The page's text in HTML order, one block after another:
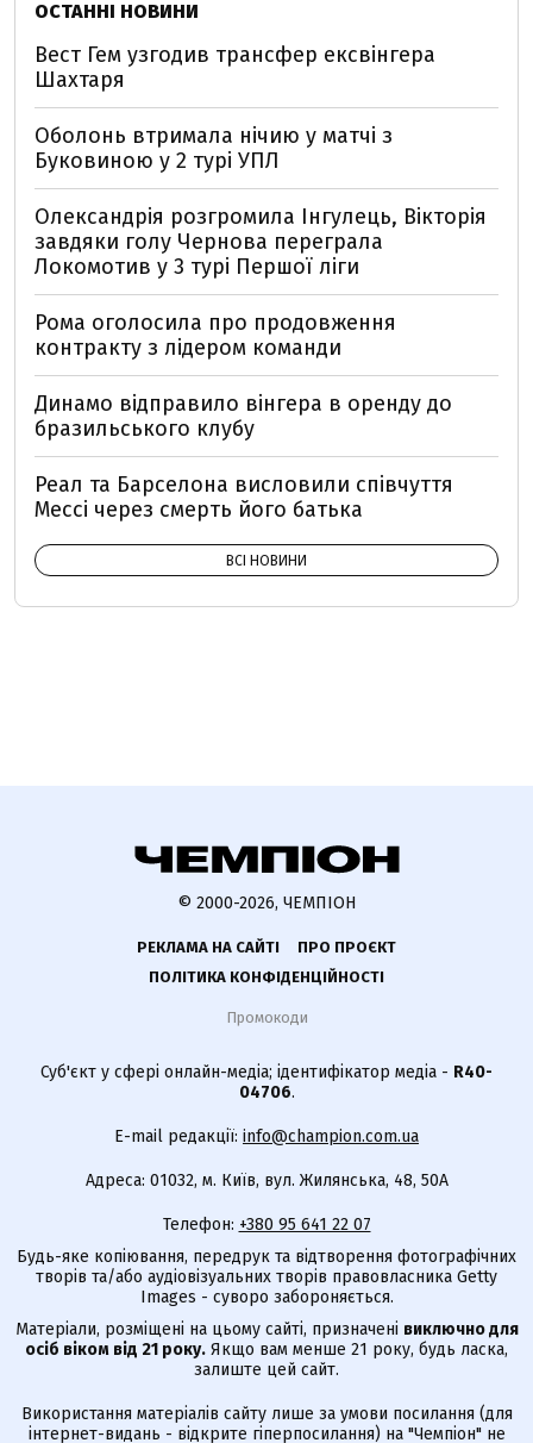
ОСТАННІ НОВИНИ
Вест Гем узгодив трансфер ексвінгера
Шахтаря
Оболонь втримала нічию у матчі з
Буковиною у 2 турі УПЛ
Олександрія розгромила Інгулець, Вікторія
завдяки голу Чернова переграла
Локомотив у 3 турі Першої ліги
Рома оголосила про продовження
контракту з лідером команди
Динамо відправило вінгера в оренду до
бразильського клубу
Реал та Барселона висловили співчуття
Мессі через смерть його батька
ВСІ НОВИНИ
© 2000-2026, ЧЕМПІОН
РЕКЛАМА НА САЙТІ
ПРО ПРОЄКТ
ПОЛІТИКА КОНФІДЕНЦІЙНОСТІ
Промокоди
Суб'єкт у сфері онлайн-медіа; ідентифікатор медіа - R40-
04706.
E-mail редакції: info@champion.com.ua
Адреса: 01032, м. Київ, вул. Жилянська, 48, 50А
Телефон: +380 95 641 22 07
Будь-яке копіювання, передрук та відтворення фотографічних
творів та/або аудіовізуальних творів правовласника Getty
Images - суворо забороняється.
Матеріали, розміщені на цьому сайті, призначені виключно для
осіб віком від 21 року. Якщо вам менше 21 року, будь ласка,
залиште цей сайт.
Використання матеріалів сайту лише за умови посилання (для
інтернет-видань - відкрите гіперпосилання) на "Чемпіон" не